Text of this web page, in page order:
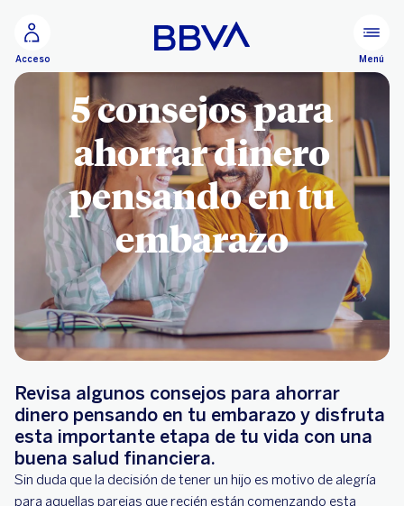
Acceso Menú
5 consejos para
ahorrar dinero
pensando en tu
embarazo
Revisa algunos consejos para ahorrar
dinero pensando en tu embarazo y disfruta
esta importante etapa de tu vida con una
buena salud financiera.
Sin duda que la decisión de tener un hijo es motivo de alegría
para aquellas parejas que recién están comenzando esta